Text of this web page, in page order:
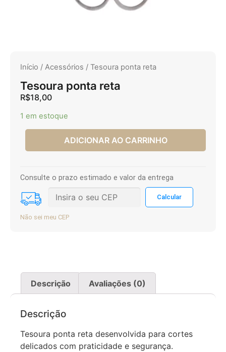
Início / Acessórios / Tesoura ponta reta
Tesoura ponta reta
R$18,00
1 em estoque
ADICIONAR AO CARRINHO
Consulte o prazo estimado e valor da entrega
Não sei meu CEP
Descrição Avaliações (0)
Descrição
Tesoura ponta reta desenvolvida para cortes
delicados com praticidade e segurança.